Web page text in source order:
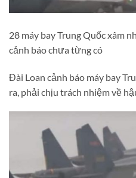
28 máy bay Trung Quốc xâm
cảnh báo chưa từng có
Đài Loan cảnh báo máy bay
ra, phải chịu trách nhiệm về